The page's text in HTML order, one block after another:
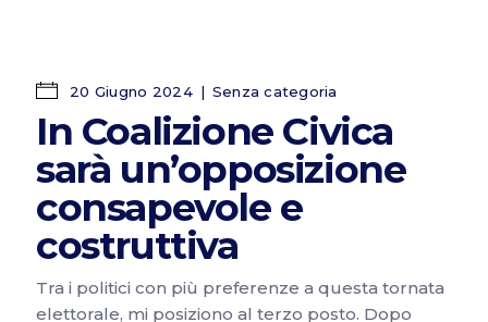
20 Giugno 2024 Senza categoria
In Coalizione Civica
sarà un’opposizione
consapevole e
costruttiva
Tra i politici con più preferenze a questa tornata
elettorale, mi posiziono al terzo posto. Dopo